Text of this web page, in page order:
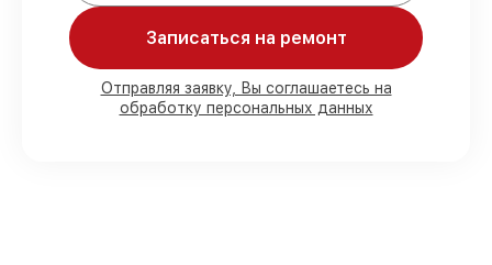
клиента
90%
деталей Dali готовы к установке в
Санкт-Петербурге, остальные
доставляются быстро
Записаться на ремонт
Отправляя заявку, Вы соглашаетесь на
обработку персональных данных